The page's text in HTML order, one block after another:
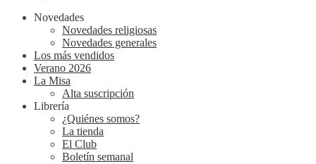
Novedades
Novedades religiosas
Novedades generales
Los más vendidos
Verano 2026
La Misa
Alta suscripción
Librería
¿Quiénes somos?
La tienda
El Club
Boletín semanal